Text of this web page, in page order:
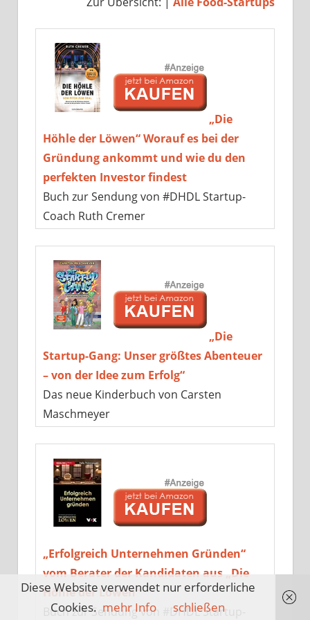
„Die
Höhle der Löwen“ Worauf es bei der
Gründung ankommt und wie du den
perfekten Investor findest
Buch zur Sendung von #DHDL Startup-
Coach Ruth Cremer
„Die
Startup-Gang: Unser größtes Abenteuer
– von der Idee zum Erfolg“
Das neue Kinderbuch von Carsten
Maschmeyer
„Erfolgreich Unternehmen Gründen“
vom Berater der Kandidaten aus „Die
Höhle der Löwen“
Buch zur Sendung von #DHDL Startup-
Diese Website verwendet nur erforderliche
Cookies. mehr Info schließen